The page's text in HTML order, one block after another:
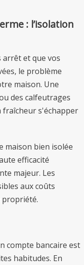
: l’isolation
et que vos
le problème
maison. Une
des calfeutrages
fraîcheur s'échapper
maison bien isolée
efficacité
majeur. Les
aux coûts
propriété.
compte bancaire est
habitudes. En